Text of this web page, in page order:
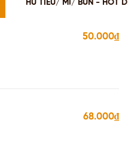
HỦ TIẾU/ MÌ/ BÚN - HOT
50.000₫
68.000₫